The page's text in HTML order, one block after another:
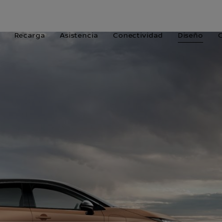
Recarga Asistencia Conectividad Diseño